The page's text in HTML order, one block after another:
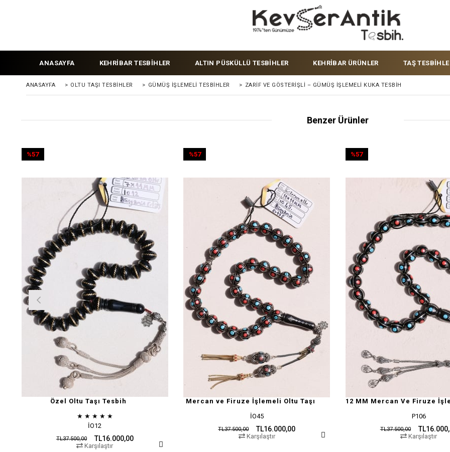
ANASAYFA KEHRİBAR TESBİHLER ALTIN PÜSKÜLLÜ TESBİHLER KEHRİBAR ÜRÜNLER TAŞ
ANASAYFA > OLTU TAŞI TESBİHLER > GÜMÜŞ İŞLEMELİ TESBİHLER > ZARIF VE GÖSTERIŞLI – GÜMÜŞ İŞLEMELI KUKA TESBIH
Benzer Ürünler
Özel Oltu Taşı Tesbih
★ ★ ★ ★ ★
İO12
TL16.000,00
TL37.500,00
%57
%57İndirim
Karşılaştır
Mercan ve Firuze İşlemeli Oltu Taşı
İO45
TL16.000,00
TL37.500,00
%57
%57İndirim
Karşılaştır
P106
TL37.500,00
%57
%57İndirim
Karşılaştır